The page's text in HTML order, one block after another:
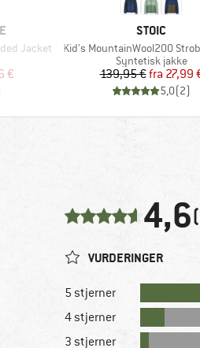
Jacket
€
MÆRKE
STOIC
Artikel
Kid's MountainWool200
Produktgruppe
Syntetisk jakke
Pris
139,95 € Nedsat
fra 27,99
5,0(2)
4,6
VURDERINGER
5 stjerner
4 stjerner
3 stjerner